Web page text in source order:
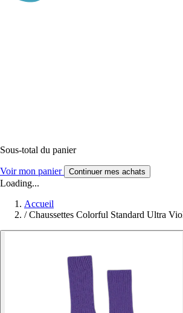
Sous-total du panier
Voir mon panier Continuer mes achats
Loading...
Accueil
/ Chaussettes Colorful Standard Ultra